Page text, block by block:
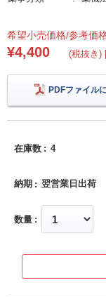
希望小売価格/参考価
¥4,400 (税抜き)
PDFファイル
在庫数 4
納期 翌営業日出荷
数量